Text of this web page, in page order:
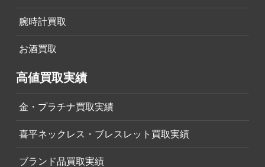
腕時計買取
お酒買取
高値買取実績
金・プラチナ買取実績
喜平ネックレス・ブレスレット買取実績
ブランド品買取実績